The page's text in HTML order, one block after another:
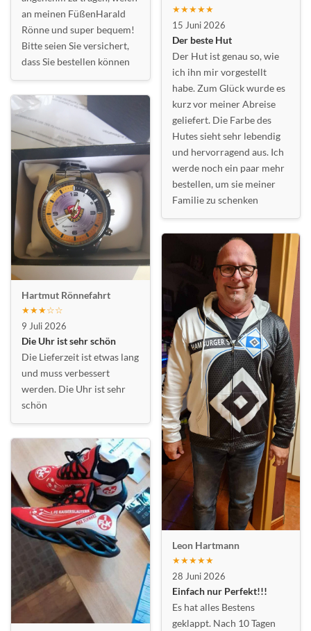
an meinen FüßenHarald
Rönne und super bequem!
Bitte seien Sie versichert,
dass Sie bestellen können
Hartmut Rönnefahrt
★★★☆☆
9 Juli 2026
Die Uhr ist sehr schön
Die Lieferzeit ist etwas lang
und muss verbessert
werden. Die Uhr ist sehr
schön
★★★★★
15 Juni 2026
Der beste Hut
Der Hut ist genau so, wie
ich ihn mir vorgestellt
habe. Zum Glück wurde es
kurz vor meiner Abreise
geliefert. Die Farbe des
Hutes sieht sehr lebendig
und hervorragend aus. Ich
werde noch ein paar mehr
bestellen, um sie meiner
Familie zu schenken
Leon Hartmann
★★★★★
28 Juni 2026
Einfach nur Perfekt!!!
Es hat alles Bestens
geklappt. Nach 10 Tagen